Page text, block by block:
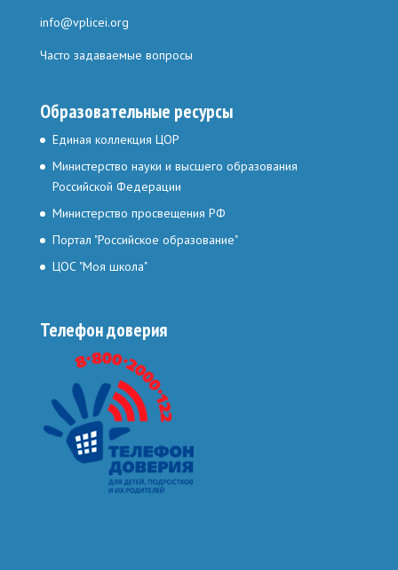
info@vplicei.org
Часто задаваемые вопросы
Образовательные ресурсы
Единая коллекция ЦОР
Министерство науки и высшего образования
Российской Федерации
Министерство просвещения РФ
Портал "Российское образование"
ЦОС "Моя школа"
Телефон доверия